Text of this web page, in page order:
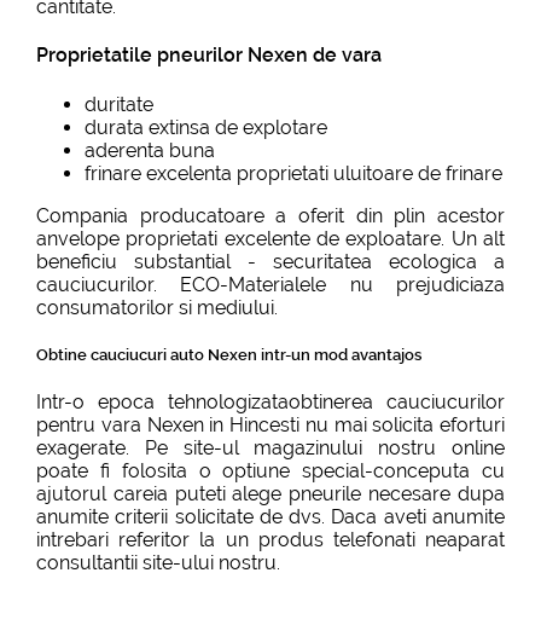
cantitate.
Proprietatile pneurilor Nexen de vara
duritate
durata extinsa de explotare
aderenta buna
frinare excelenta proprietati uluitoare de frinare
Compania producatoare a oferit din plin acestor
anvelope proprietati excelente de exploatare. Un alt
beneficiu substantial - securitatea ecologica a
cauciucurilor. ECO-Materialele nu prejudiciaza
consumatorilor si mediului.
Obtine cauciucuri auto Nexen intr-un mod avantajos
Intr-o epoca tehnologizataobtinerea cauciucurilor
pentru vara Nexen in Hincesti nu mai solicita eforturi
exagerate. Pe site-ul magazinului nostru online
poate fi folosita o optiune special-conceputa cu
ajutorul careia puteti alege pneurile necesare dupa
anumite criterii solicitate de dvs. Daca aveti anumite
intrebari referitor la un produs telefonati neaparat
consultantii site-ului nostru.